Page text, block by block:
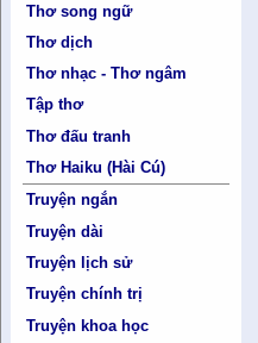
Thơ song ngữ
Thơ dịch
Thơ nhạc - Thơ ngâm
Tập thơ
Thơ đấu tranh
Thơ Haiku (Hài Cú)
Truyện ngắn
Truyện dài
Truyện lịch sử
Truyện chính trị
Truyện khoa học